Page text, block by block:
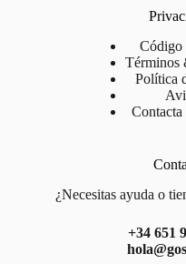
Código
Términos
Política
¿Necesitas ayuda o
+34 651